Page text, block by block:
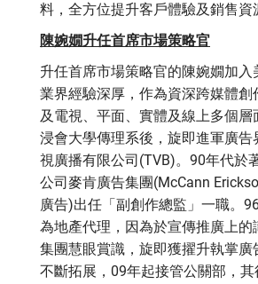
料，全方位提升客戶體驗及銷售資
陳婉嫺升任首席市場策略官
升任首席市場策略官的陳婉嫺加入
業界經驗深厚，作為資深跨媒體創
及電視、平面、實體及線上多個層
浸會大學傳理系後，旋即進軍廣告
視廣播有限公司(TVB)。90年代於
公司麥肯廣告集團(McCann
廣告)出任「副創作總監」一職。
為地產代理，因為於宣傳推廣上的
集團慧眼賞識，旋即獲擢升執掌廣
不斷拓展，09年起接管公關部，